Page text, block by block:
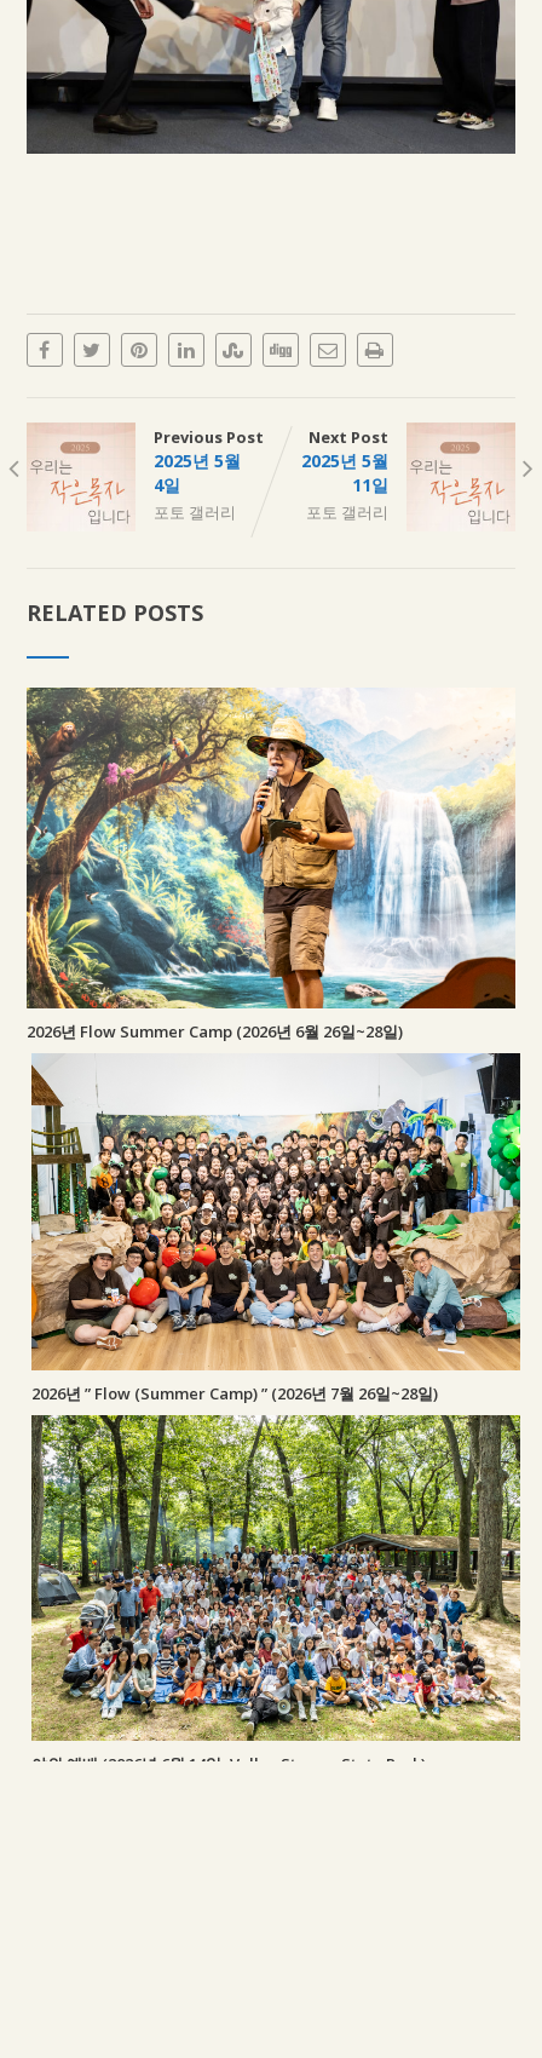
Previous Post
2025년 5월
4일
포토 갤러리
Next Post
2025년 5월
11일
포토 갤러리
RELATED POSTS
2026년 Flow Summer Camp (2026년 6월 26일~28일)
2026년 ” Flow (Summer Camp) ” (2026년 7월 26일~28일)
야외 예배 (2026년 6월 14일, Valley Stream State Park)